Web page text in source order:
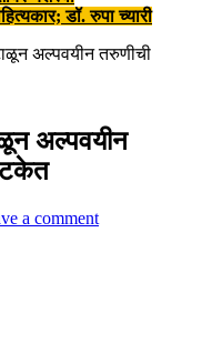
डॉ. रुपा च्यारी
अल्पवयीन तरुणीची
अल्पवयीन
a comment